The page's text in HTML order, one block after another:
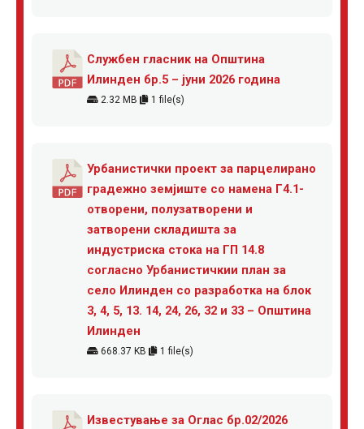
Службен гласник на Општина
Илинден бр.5 – јуни 2026 година
2.32 MB 1 file(s)
Урбанистички проект за парцелирано
градежно земјиште со намена Г4.1-
отворени, полузатворени и
затворени складишта за
индустриска стока на ГП 14.8
согласно Урбанистичкии план за
село Илинден со разработка на блок
3, 4, 5, 13. 14, 24, 26, 32 и 33 – Општина
Илинден
668.37 KB 1 file(s)
Известување за Оглас бр.02/2026